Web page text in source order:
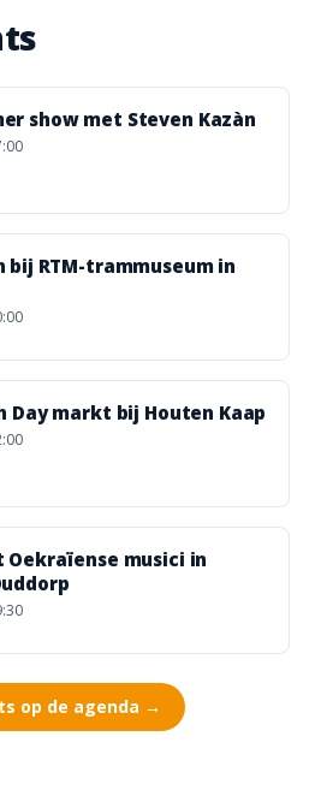
show met Steven Kazàn
bij RTM-trammuseum in
Day markt bij Houten Kaap
Oekraïense musici in
op de agenda →